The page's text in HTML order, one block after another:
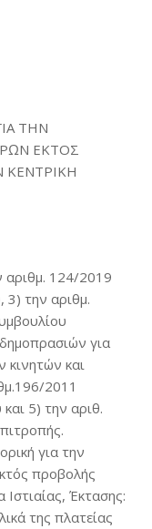
ΤΗΝ
ΕΚΤΟΣ
124/2019
την αριθµ.
για
κινητών και
2011
5) την αριθ.
για την
προβολής
Έκτασης:
της πλατείας